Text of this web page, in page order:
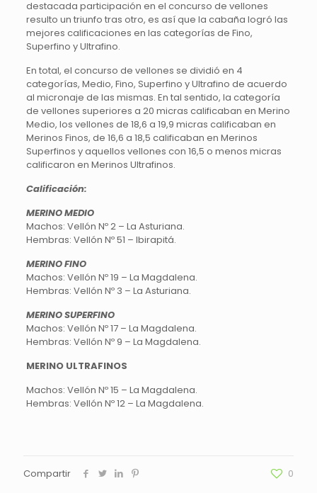
destacada participación en el concurso de vellones
resulto un triunfo tras otro, es así que la cabaña logró las
mejores calificaciones en las categorías de Fino,
Superfino y Ultrafino.
En total, el concurso de vellones se dividió en 4
categorías, Medio, Fino, Superfino y Ultrafino de acuerdo
al micronaje de las mismas. En tal sentido, la categoría
de vellones superiores a 20 micras calificaban en Merino
Medio, los vellones de 18,6 a 19,9 micras calificaban en
Merinos Finos, de 16,6 a 18,5 calificaban en Merinos
Superfinos y aquellos vellones con 16,5 o menos micras
calificaron en Merinos Ultrafinos.
Calificación:
MERINO MEDIO
Machos: Vellón Nº 2 – La Asturiana.
Hembras: Vellón Nº 51 – Ibirapitá.
MERINO FINO
Machos: Vellón Nº 19 – La Magdalena.
Hembras: Vellón Nº 3 – La Asturiana.
MERINO SUPERFINO
Machos: Vellón Nº 17 – La Magdalena.
Hembras: Vellón Nº 9 – La Magdalena.
MERINO ULTRAFINOS
Machos: Vellón Nº 15 – La Magdalena.
Hembras: Vellón Nº 12 – La Magdalena.
Compartir 0